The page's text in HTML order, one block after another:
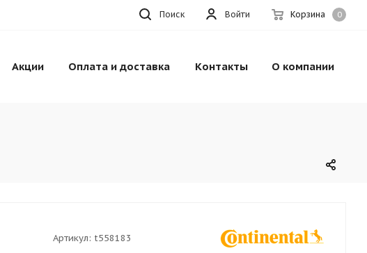
Корзина 0
Войти
Поиск
Акции Оплата и доставка Контакты О компании
Артикул: t558183